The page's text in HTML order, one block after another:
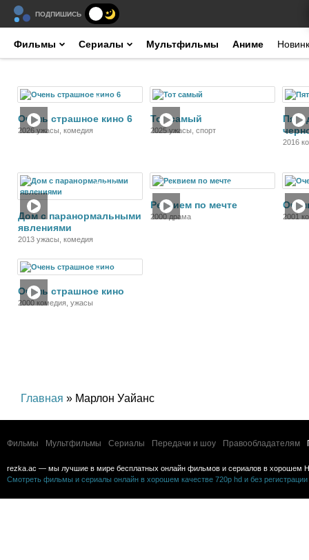
ПОДПИШИСЬ
Фильмы Сериалы Мультфильмы Аниме
Фильм
Очень страшное кино 6
2026 ужасы, комедия
Тот самый
2025 ужасы, спорт
2016
Фильм
Дом с паранормальными
явлениями
2013 ужасы, комедия
Фильм
Реквием по мечте
2000 драма 2001
Фильм
Очень страшное кино
2000 комедия, ужасы
Главная » Марлон Уайанс
Фильмы Мультфильмы Сериалы Передачи и шоу Правообладателям
rezka.ac — мы лучшие в мире бесплатных онлайн фильмов и сериалов в хорошем
Смотреть фильмы и сериалы онлайн в хорошем качестве 720p hd и без